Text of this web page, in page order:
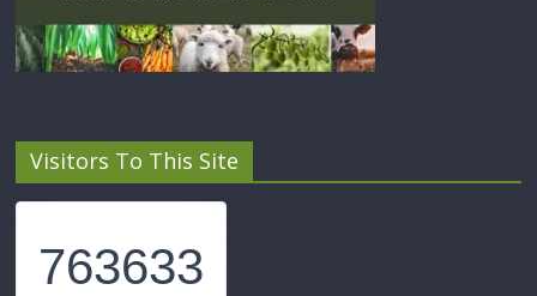
Visitors To This Site
763633